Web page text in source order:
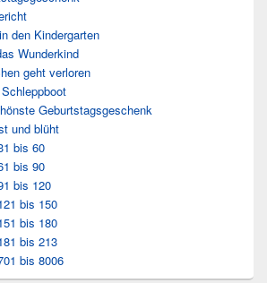
den Kindergarten
Wunderkind
geht verloren
Geburtstagsgeschenk
und blüht
bis 60
bis 90
bis 120
bis 150
bis 180
bis 213
bis 8006